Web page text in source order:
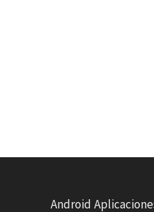
Android